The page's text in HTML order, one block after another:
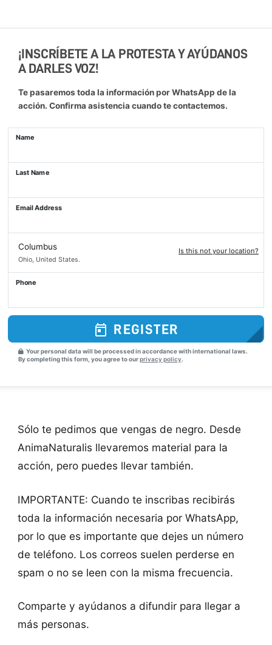
¡INSCRÍBETE A LA PROTESTA Y AYÚDANOS
A DARLES VOZ!
Te pasaremos toda la información por WhatsApp de la
acción. Confirma asistencia cuando te contactemos.
Name
Last Name
Email Address
Columbus
Ohio, United States.
Is this not your location?
Phone
REGISTER
Your personal data will be processed in accordance with international laws.
By completing this form, you agree to ourprivacy policy.
Sólo te pedimos que vengas de negro. Desde
AnimaNaturalis llevaremos material para la
acción, pero puedes llevar también.
IMPORTANTE: Cuando te inscribas recibirás
toda la información necesaria por WhatsApp,
por lo que es importante que dejes un número
de teléfono. Los correos suelen perderse en
spam o no se leen con la misma frecuencia.
Comparte y ayúdanos a difundir para llegar a
más personas.